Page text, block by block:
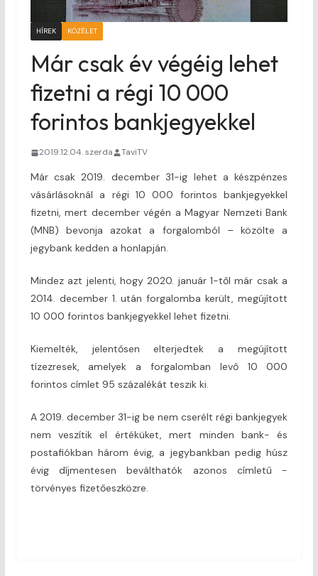
HÍREK KÖZÉLET
Már csak év végéig lehet
fizetni a régi 10 000
forintos bankjegyekkel
2019.12.04. szerda TaviTV
Már csak 2019. december 31-ig lehet a készpénzes
vásárlásoknál a régi 10 000 forintos bankjegyekkel
fizetni, mert december végén a Magyar Nemzeti Bank
(MNB) bevonja azokat a forgalomból – közölte a
jegybank kedden a honlapján.
Mindez azt jelenti, hogy 2020. január 1-től már csak a
2014. december 1. után forgalomba került, megújított
10 000 forintos bankjegyekkel lehet fizetni.
Kiemelték, jelentősen elterjedtek a megújított
tízezresek, amelyek a forgalomban levő 10 000
forintos címlet 95 százalékát teszik ki.
A 2019. december 31-ig be nem cserélt régi bankjegyek
nem veszítik el értéküket, mert minden bank- és
postafiókban három évig, a jegybankban pedig húsz
évig díjmentesen beválthatók azonos címletű ­
törvényes fizetőeszközre.